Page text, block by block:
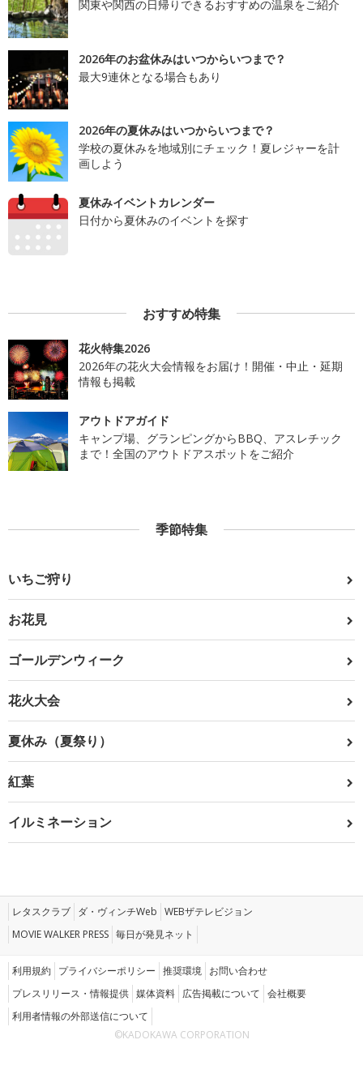
関東や関西の日帰りできるおすすめの温泉をご紹介
2026年のお盆休みはいつからいつまで？
最大9連休となる場合もあり
2026年の夏休みはいつからいつまで？
学校の夏休みを地域別にチェック！夏レジャーを計
画しよう
夏休みイベントカレンダー
日付から夏休みのイベントを探す
おすすめ特集
花火特集2026
2026年の花火大会情報をお届け！開催・中止・延期
情報も掲載
アウトドアガイド
キャンプ場、グランピングからBBQ、アスレチック
まで！全国のアウトドアスポットをご紹介
季節特集
いちご狩り
お花見
ゴールデンウィーク
花火大会
夏休み（夏祭り）
紅葉
イルミネーション
レタスクラブ ダ・ヴィンチWeb WEBザテレビジョン
MOVIE WALKER PRESS 毎日が発見ネット
利用規約 プライバシーポリシー 推奨環境 お問い合わせ
プレスリリース・情報提供 媒体資料 広告掲載について 会社概要
利用者情報の外部送信について
©KADOKAWA CORPORATION